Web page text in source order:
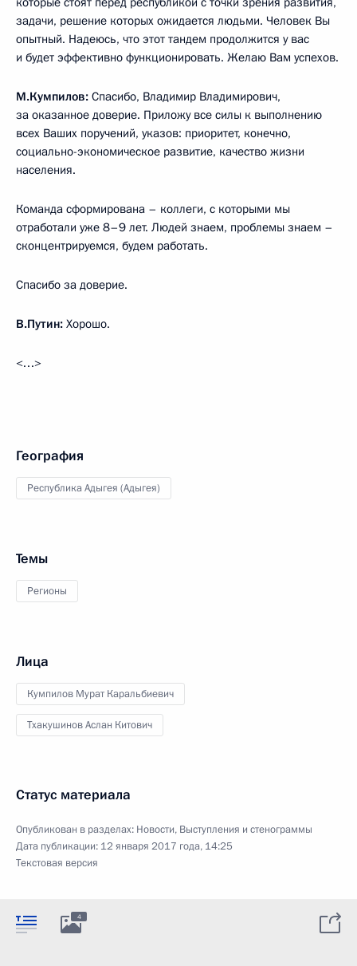
задачи, решение которых ожидается людьми. Человек Вы
опытный. Надеюсь, что этот тандем продолжится у вас
и будет эффективно функционировать. Желаю Вам успехов.
М.Кумпилов: Спасибо, Владимир Владимирович,
за оказанное доверие. Приложу все силы к выполнению
всех Ваших поручений, указов: приоритет, конечно,
социально-экономическое развитие, качество жизни
населения.
Команда сформирована – коллеги, с которыми мы
отработали уже 8–9 лет. Людей знаем, проблемы знаем –
сконцентрируемся, будем работать.
Спасибо за доверие.
В.Путин: Хорошо.
<…>
География
Республика Адыгея (Адыгея)
Темы
Регионы
Лица
Кумпилов Мурат Каральбиевич
Тхакушинов Аслан Китович
Статус материала
Опубликован в разделах: Новости, Выступления и стенограммы
Дата публикации: 12 января 2017 года, 14:25
Текстовая версия
4